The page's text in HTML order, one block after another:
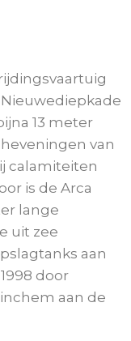
13 meter
van
calamiteiten
is de Arca
lange
uit zee
aan
door
aan de